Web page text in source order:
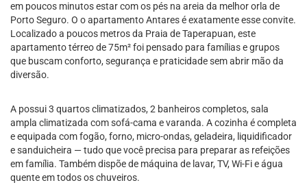
em poucos minutos estar com os pés na areia da melhor orla de
Porto Seguro. O o apartamento Antares é exatamente esse convite.
Localizado a poucos metros da Praia de Taperapuan, este
apartamento térreo de 75m² foi pensado para famílias e grupos
que buscam conforto, segurança e praticidade sem abrir mão da
diversão.
A possui 3 quartos climatizados, 2 banheiros completos, sala
ampla climatizada com sofá-cama e varanda. A cozinha é completa
e equipada com fogão, forno, micro-ondas, geladeira, liquidificador
e sanduicheira — tudo que você precisa para preparar as refeições
em família. Também dispõe de máquina de lavar, TV, Wi-Fi e água
quente em todos os chuveiros.